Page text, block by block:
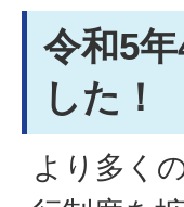
令和5
した！
より多く